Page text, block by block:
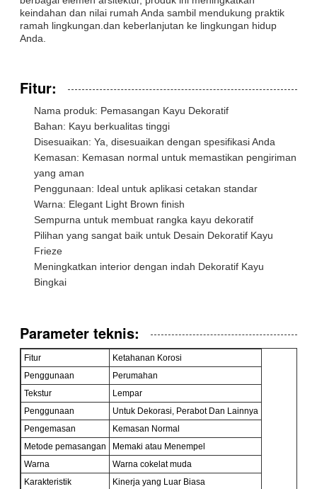
keindahan dan nilai rumah Anda sambil mendukung praktik
ramah lingkungan.dan keberlanjutan ke lingkungan hidup
Anda.
Fitur:
Nama produk: Pemasangan Kayu Dekoratif
Bahan: Kayu berkualitas tinggi
Disesuaikan: Ya, disesuaikan dengan spesifikasi Anda
Kemasan: Kemasan normal untuk memastikan pengiriman
yang aman
Penggunaan: Ideal untuk aplikasi cetakan standar
Warna: Elegant Light Brown finish
Sempurna untuk membuat rangka kayu dekoratif
Pilihan yang sangat baik untuk Desain Dekoratif Kayu
Frieze
Meningkatkan interior dengan indah Dekoratif Kayu
Bingkai
Parameter teknis:
Fitur
Ketahanan Korosi
Penggunaan
Perumahan
Tekstur
Lempar
Penggunaan
Untuk Dekorasi, Perabot Dan Lainnya
Pengemasan
Kemasan Normal
Metode pemasangan
Memaki atau Menempel
Warna
Warna cokelat muda
Karakteristik
Kinerja yang Luar Biasa